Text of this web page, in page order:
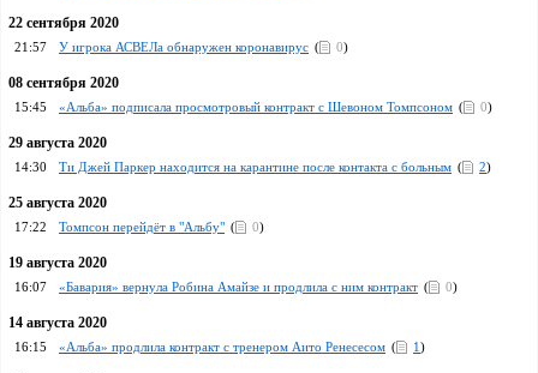
22 сентября 2020
21:57 У игрока АСВЕЛа обнаружен коронавирус ( 0)
08 сентября 2020
15:45 «Альба» подписала просмотровый контракт с Шевоном Томпсоном ( 0)
29 августа 2020
14:30 Ти Джей Паркер находится на карантине после контакта с больным ( 2)
25 августа 2020
17:22 Томпсон перейдёт в "Альбу" ( 0)
19 августа 2020
16:07 «Бавария» вернула Робина Амайзе и продлила с ним контракт ( 0)
14 августа 2020
16:15 «Альба» продлила контракт с тренером Аито Ренесесом ( 1)